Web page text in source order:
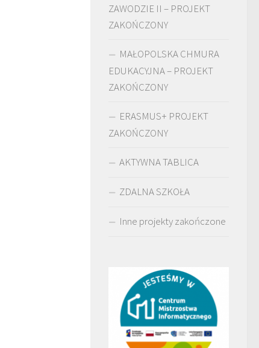
ZAWODZIE II – PROJEKT
ZAKOŃCZONY
MAŁOPOLSKA CHMURA
EDUKACYJNA – PROJEKT
ZAKOŃCZONY
ERASMUS+ PROJEKT
ZAKOŃCZONY
AKTYWNA TABLICA
ZDALNA SZKOŁA
Inne projekty zakończone